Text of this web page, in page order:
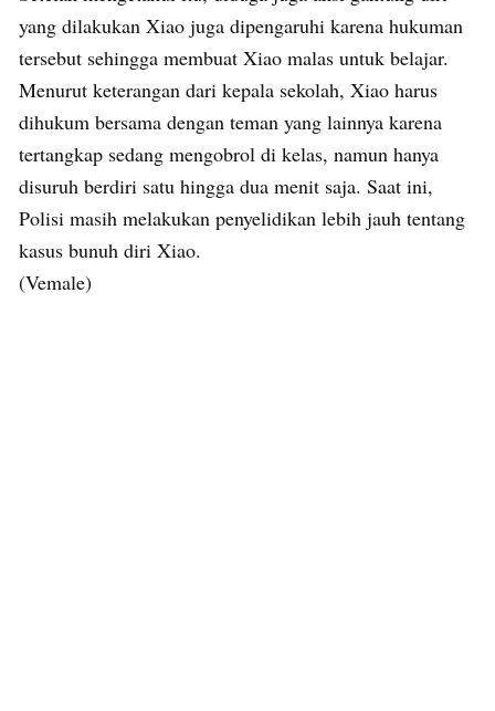
yang dilakukan Xiao juga dipengaruhi karena hukuman
tersebut sehingga membuat Xiao malas untuk belajar.
Menurut keterangan dari kepala sekolah, Xiao harus
dihukum bersama dengan teman yang lainnya karena
tertangkap sedang mengobrol di kelas, namun hanya
disuruh berdiri satu hingga dua menit saja. Saat ini,
Polisi masih melakukan penyelidikan lebih jauh tentang
kasus bunuh diri Xiao.
(Vemale)